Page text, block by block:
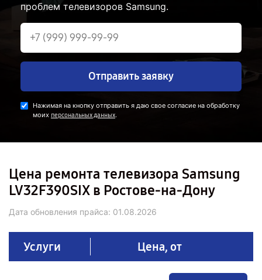
проблем телевизоров Samsung.
Отправить заявку
Нажимая на кнопку отправить я даю свое согласие на обработку
моих персональных данных.
Цена ремонта телевизора Samsung
LV32F390SIX в Ростове-на-Дону
Дата обновления прайса: 01.08.2026
Услуги Цена, от